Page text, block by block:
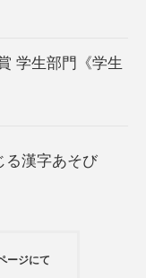
学生部門《学生
る漢字あそび
ージにて